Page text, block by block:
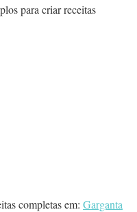
para criar receitas
completas em: Garganta